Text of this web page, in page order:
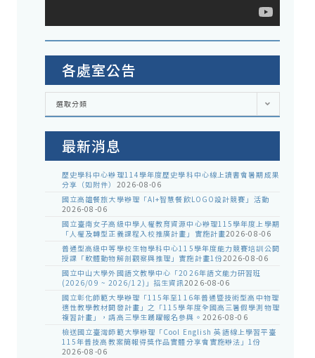
各處室公告
各
室
選取分類
最新消息
歷史學科中心辦理114學年度歷史學科中心線上讀書會暑期成果
分享（如附件） 2026-08-06
國立高雄餐旅大學辦理「AI+智慧餐飲LOGO設計競賽」活動
2026-08-06
國立臺南女子高級中學人權教育資源中心辦理115學年度上學期
「人權及轉型正義課程入校推廣計畫」實施計畫2026-08-06
普通型高級中等學校生物學科中心115學年度能力競賽培訓公開
授課「軟體動物解剖觀察與推理」實施計畫1份2026-08-06
國立中山大學外國語文教學中心「2026年語文能力研習班
(2026/09 ~ 2026/12)」招生資訊2026-08-06
國立彰化師範大學辦理「115年至116年普通暨技術型高中物理
適性教學教材開發計畫」之「115學年度全國高三暑假學測物理
複習計畫」，請高三學生踴躍報名參與。 2026-08-06
檢送國立臺灣師範大學辦理「Cool English 英語線上學習平臺
115年普技高教案簡報得獎作品實體分享會實施辦法」1份
2026-08-06